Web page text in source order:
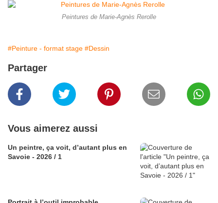
Peintures de Marie-Agnès Rerolle
#Peinture - format stage #Dessin
Partager
Vous aimerez aussi
Un peintre, ça voit, d’autant plus en
Savoie - 2026 / 1